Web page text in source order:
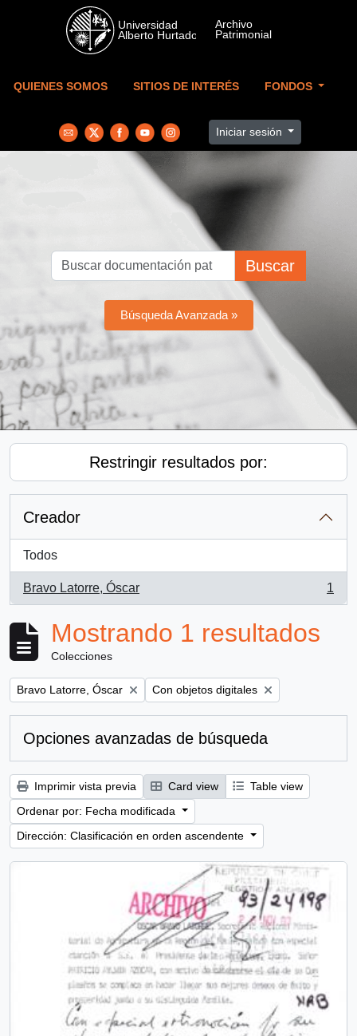
Skip to main content
QUIENES SOMOS SITIOS DE INTERÉS FONDOS
Iniciar sesión
Buscar
Búsqueda Avanzada »
Restringir resultados por:
Creador
Todos
Bravo Latorre, Óscar
, 1 resultados
1
Mostrando 1 resultados
Colecciones
Remove filter:
Bravo Latorre, Óscar Remove filter:
Con objetos digitales
Opciones avanzadas de búsqueda
Imprimir vista previa Card view
Table view
Ordenar por: Fecha modificada
Dirección: Clasificación en orden ascendente